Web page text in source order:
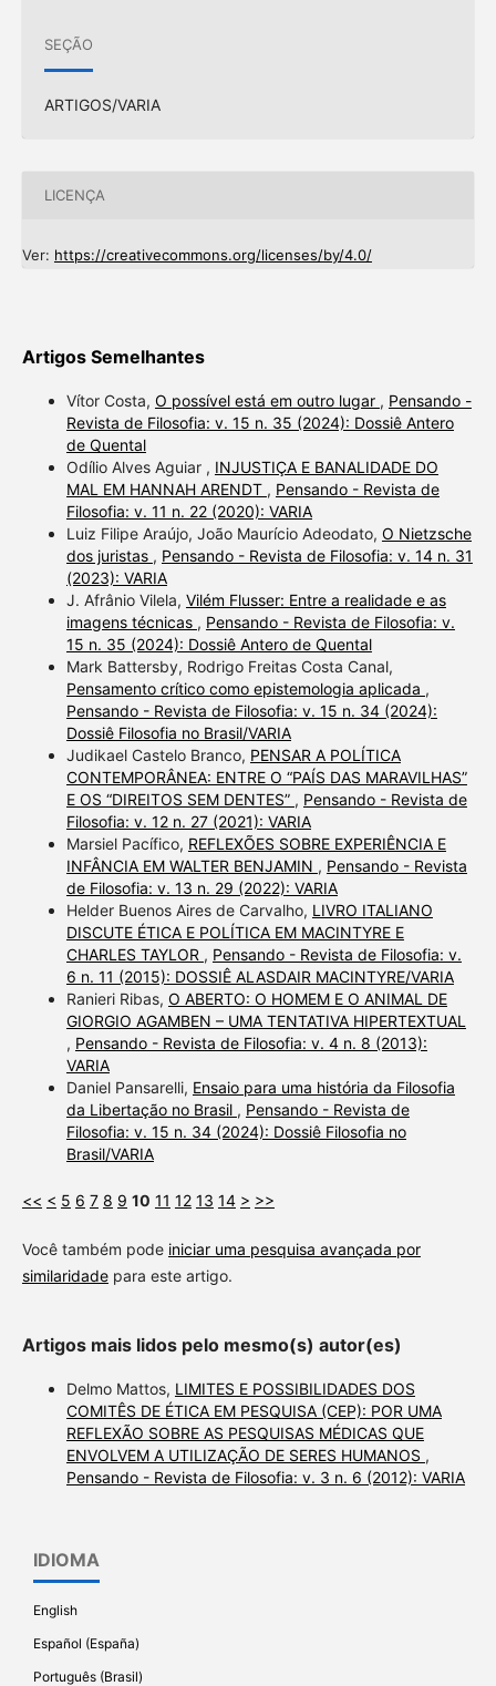
SEÇÃO
ARTIGOS/VARIA
LICENÇA
Ver: https://creativecommons.org/licenses/by/4.0/
Artigos Semelhantes
Vítor Costa, O possível está em outro lugar , Pensando -
Revista de Filosofia: v. 15 n. 35 (2024): Dossiê Antero
de Quental
Odílio Alves Aguiar , INJUSTIÇA E BANALIDADE DO
MAL EM HANNAH ARENDT , Pensando - Revista de
Filosofia: v. 11 n. 22 (2020): VARIA
Luiz Filipe Araújo, João Maurício Adeodato, O Nietzsche
dos juristas , Pensando - Revista de Filosofia: v. 14 n. 31
(2023): VARIA
J. Afrânio Vilela, Vilém Flusser: Entre a realidade e as
imagens técnicas , Pensando - Revista de Filosofia: v.
15 n. 35 (2024): Dossiê Antero de Quental
Mark Battersby, Rodrigo Freitas Costa Canal,
Pensamento crítico como epistemologia aplicada ,
Pensando - Revista de Filosofia: v. 15 n. 34 (2024):
Dossiê Filosofia no Brasil/VARIA
Judikael Castelo Branco, PENSAR A POLÍTICA
CONTEMPORÂNEA: ENTRE O “PAÍS DAS MARAVILHAS”
E OS “DIREITOS SEM DENTES” , Pensando - Revista de
Filosofia: v. 12 n. 27 (2021): VARIA
Marsiel Pacífico, REFLEXÕES SOBRE EXPERIÊNCIA E
INFÂNCIA EM WALTER BENJAMIN , Pensando - Revista
de Filosofia: v. 13 n. 29 (2022): VARIA
Helder Buenos Aires de Carvalho, LIVRO ITALIANO
DISCUTE ÉTICA E POLÍTICA EM MACINTYRE E
CHARLES TAYLOR , Pensando - Revista de Filosofia: v.
6 n. 11 (2015): DOSSIÊ ALASDAIR MACINTYRE/VARIA
Ranieri Ribas, O ABERTO: O HOMEM E O ANIMAL DE
GIORGIO AGAMBEN – UMA TENTATIVA HIPERTEXTUAL
, Pensando - Revista de Filosofia: v. 4 n. 8 (2013):
VARIA
Daniel Pansarelli, Ensaio para uma história da Filosofia
da Libertação no Brasil , Pensando - Revista de
Filosofia: v. 15 n. 34 (2024): Dossiê Filosofia no
Brasil/VARIA
<< < 5 6 7 8 9 10 11 12 13 14 > >>
Você também pode iniciar uma pesquisa avançada por
similaridadepara este artigo.
Artigos mais lidos pelo mesmo(s) autor(es)
Delmo Mattos, LIMITES E POSSIBILIDADES DOS
COMITÊS DE ÉTICA EM PESQUISA (CEP): POR UMA
REFLEXÃO SOBRE AS PESQUISAS MÉDICAS QUE
ENVOLVEM A UTILIZAÇÃO DE SERES HUMANOS ,
Pensando - Revista de Filosofia: v. 3 n. 6 (2012): VARIA
IDIOMA
English
Español (España)
Português (Brasil)